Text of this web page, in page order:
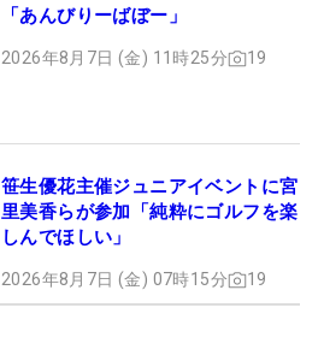
「あんびりーばぼー」
2026年8月7日 (金) 11時25分 19
笹生優花主催ジュニアイベントに宮
里美香らが参加「純粋にゴルフを楽
しんでほしい」
2026年8月7日 (金) 07時15分 19